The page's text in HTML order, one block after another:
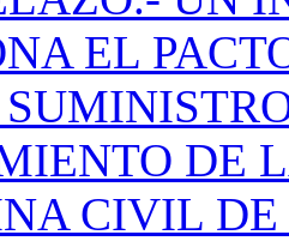
EL
DE
CIVIL DE